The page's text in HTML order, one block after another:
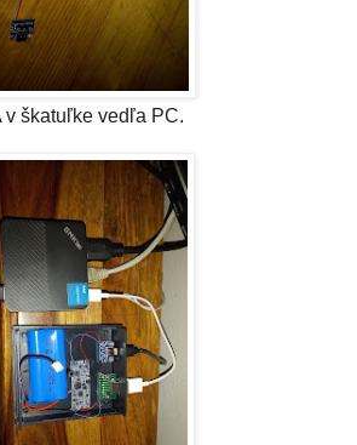
v škatuľke vedľa PC.